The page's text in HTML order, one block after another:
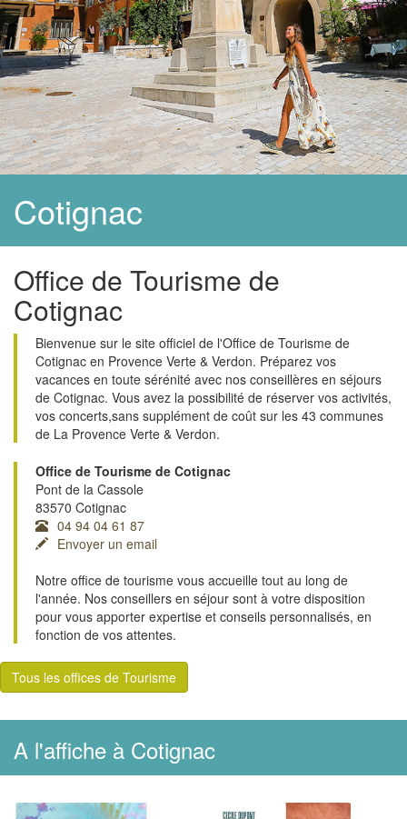
Cotignac
Office de Tourisme de
Cotignac
Bienvenue sur le site officiel de l'Office de Tourisme de
Cotignac en Provence Verte & Verdon. Préparez vos
vacances en toute sérénité avec nos conseillères en séjours
de Cotignac. Vous avez la possibilité de réserver vos activités,
vos concerts,sans supplément de coût sur les 43 communes
de La Provence Verte & Verdon.
Office de Tourisme de Cotignac
Pont de la Cassole
83570 Cotignac
04 94 04 61 87
Envoyer un email
Notre office de tourisme vous accueille tout au long de
l'année. Nos conseillers en séjour sont à votre disposition
pour vous apporter expertise et conseils personnalisés, en
fonction de vos attentes.
Tous les offices de Tourisme
A l'affiche à Cotignac